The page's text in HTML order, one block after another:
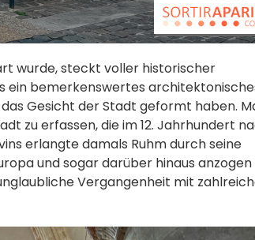
wurde, steckt voller historischer
ein bemerkenswertes
Gesicht der Stadt geformt haben.
zu erfassen, die im 12. Jahrhundert
erlangte damals Ruhm durch seine
und sogar darüber hinaus anzogen
Vergangenheit mit